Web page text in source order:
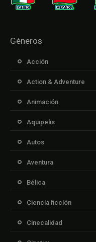
Géneros
Acción
Action & Adventure
Animación
Aquipelis
Autos
Aventura
Bélica
Ciencia ficción
Cinecalidad